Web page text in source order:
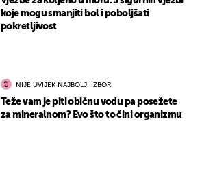
koje mogu smanjiti bol i poboljšati
pokretljivost
NIJE UVIJEK NAJBOLJI IZBOR
Teže vam je piti običnu vodu pa posežete
za mineralnom? Evo što to čini organizmu